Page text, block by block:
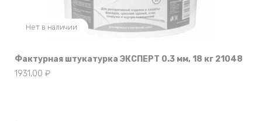
Нет в наличии
Фактурная штукатурка ЭКСПЕРТ 0.3 мм, 18 кг 21048
1931,00 ₽